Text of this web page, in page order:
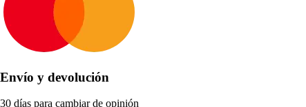
Envío y devolución
30 días para cambiar de opinión